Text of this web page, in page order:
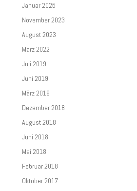
Januar 2025
November 2023
August 2023
März 2022
Juli 2019
Juni 2019
März 2019
Dezember 2018
August 2018
Juni 2018
Mai 2018
Februar 2018
Oktober 2017